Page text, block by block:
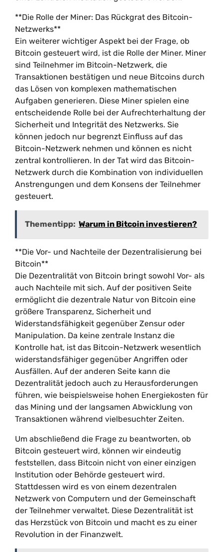
**Die Rolle der Miner: Das Rückgrat des Bitcoin-
Netzwerks**
Ein weiterer wichtiger Aspekt bei der Frage, ob
Bitcoin gesteuert wird, ist die Rolle der Miner. Miner
sind Teilnehmer im Bitcoin-Netzwerk, die
Transaktionen bestätigen und neue Bitcoins durch
das Lösen von komplexen mathematischen
Aufgaben generieren. Diese Miner spielen eine
entscheidende Rolle bei der Aufrechterhaltung der
Sicherheit und Integrität des Netzwerks. Sie
können jedoch nur begrenzt Einfluss auf das
Bitcoin-Netzwerk nehmen und können es nicht
zentral kontrollieren. In der Tat wird das Bitcoin-
Netzwerk durch die Kombination von individuellen
Anstrengungen und dem Konsens der Teilnehmer
gesteuert.
Thementipp: Warum in Bitcoin investieren?
**Die Vor- und Nachteile der Dezentralisierung bei
Bitcoin**
Die Dezentralität von Bitcoin bringt sowohl Vor- als
auch Nachteile mit sich. Auf der positiven Seite
ermöglicht die dezentrale Natur von Bitcoin eine
größere Transparenz, Sicherheit und
Widerstandsfähigkeit gegenüber Zensur oder
Manipulation. Da keine zentrale Instanz die
Kontrolle hat, ist das Bitcoin-Netzwerk wesentlich
widerstandsfähiger gegenüber Angriffen oder
Ausfällen. Auf der anderen Seite kann die
Dezentralität jedoch auch zu Herausforderungen
führen, wie beispielsweise hohen Energiekosten für
das Mining und der langsamen Abwicklung von
Transaktionen während vielbesuchter Zeiten.
Um abschließend die Frage zu beantworten, ob
Bitcoin gesteuert wird, können wir eindeutig
feststellen, dass Bitcoin nicht von einer einzigen
Institution oder Behörde gesteuert wird.
Stattdessen wird es von einem dezentralen
Netzwerk von Computern und der Gemeinschaft
der Teilnehmer verwaltet. Diese Dezentralität ist
das Herzstück von Bitcoin und macht es zu einer
Revolution in der Finanzwelt.